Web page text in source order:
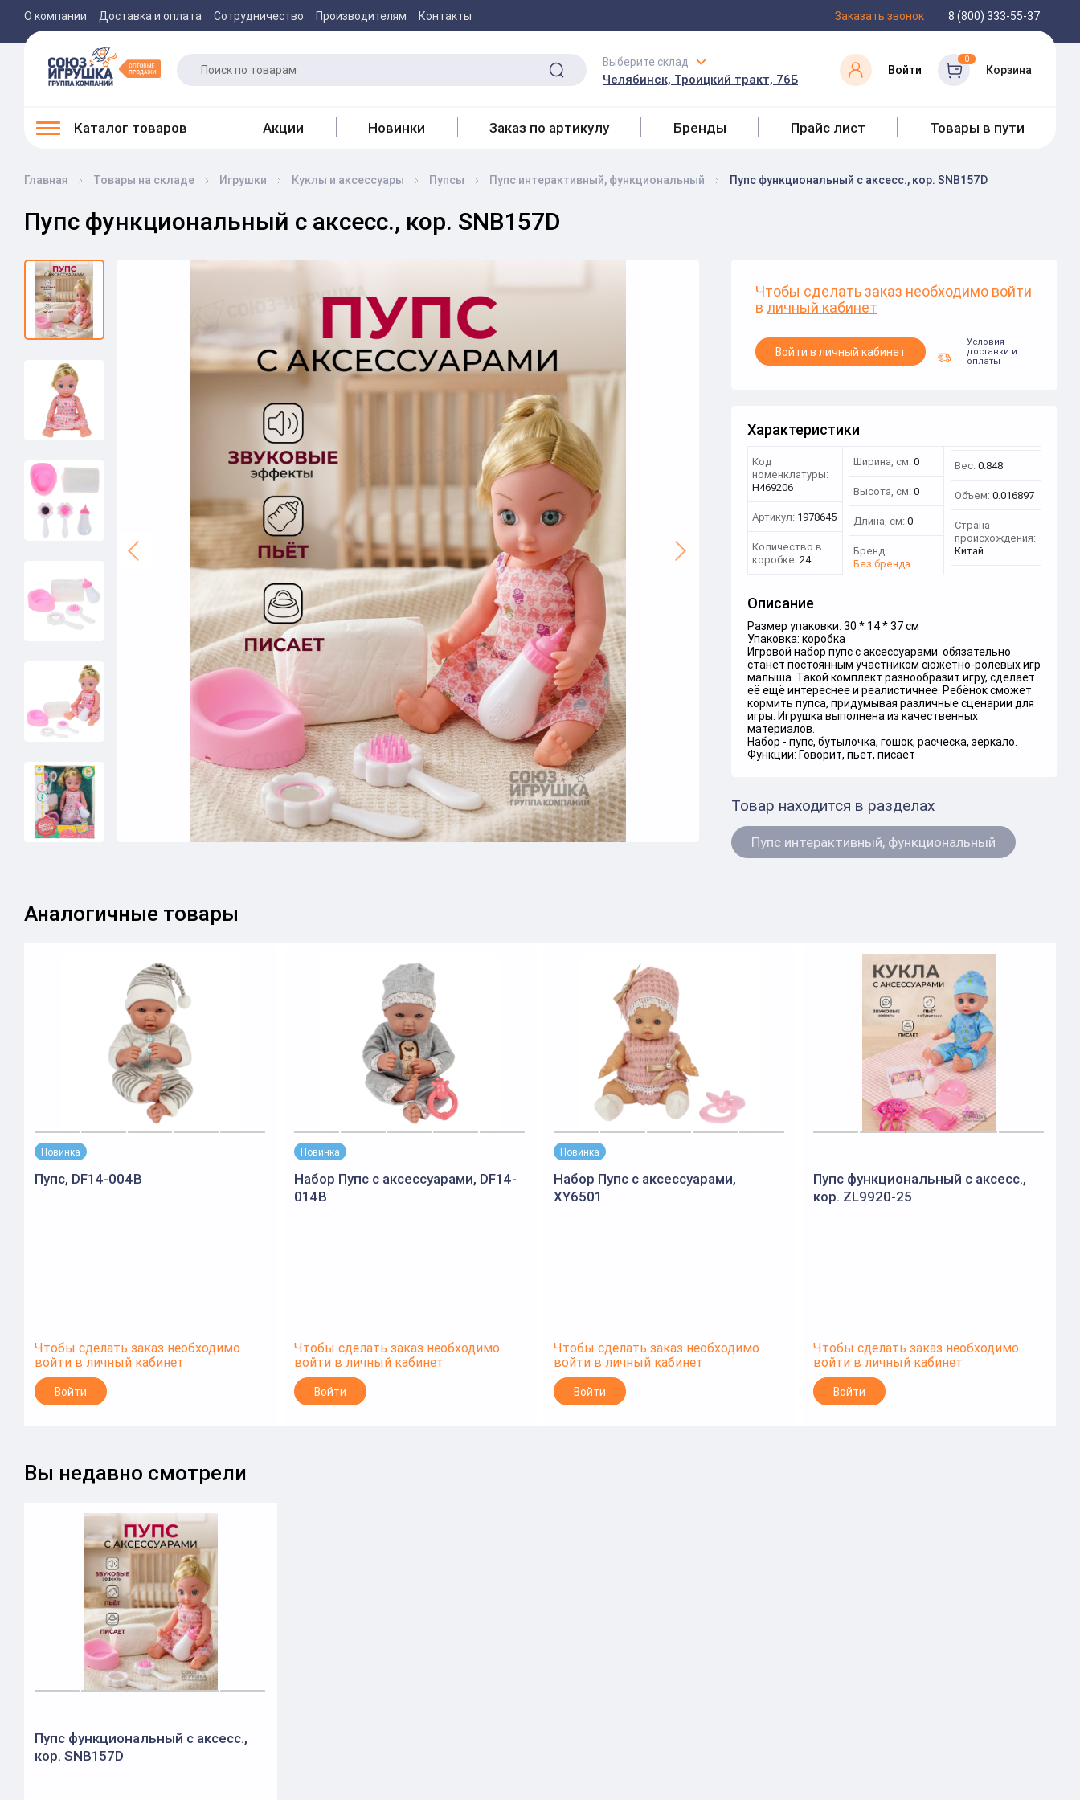
О компании Доставка и оплата Сотрудничество Производителям Контакты Заказать звонок 8 (800) 333-55-37
Выберите склад
Челябинск, Троицкий тракт, 76Б
Войти
0
Корзина
Каталог товаров Акции Новинки Заказ по артикулу Бренды Прайс лист Товары в пути
Главная Товары на складе Игрушки Куклы и аксессуары Пупсы Пупс интерактивный, функциональный Пупс функциональный с аксесс., кор. SNB157D
Пупс функциональный с аксесс., кор. SNB157D
Чтобы сделать заказ необходимо войти
в личный кабинет
Войти в личный кабинет
Условия
доставки и
оплаты
Характеристики
Код
номенклатуры:
Н469206
Артикул: 1978645
Количество в
коробке: 24
Ширина, см: 0
Высота, см: 0
Длина, см: 0
Бренд:
Без бренда
Вес: 0.848
Объем: 0.016897
Страна
происхождения:
Китай
Описание
Размер упаковки: 30 * 14 * 37 см
Упаковка: коробка
Игровой набор пупс с аксессуарами обязательно
станет постоянным участником сюжетно-ролевых игр
малыша. Такой комплект разнообразит игру, сделает
её ещё интереснее и реалистичнее. Ребёнок сможет
кормить пупса, придумывая различные сценарии для
игры. Игрушка выполнена из качественных
материалов.
Набор - пупс, бутылочка, гошок, расческа, зеркало.
Функции: Говорит, пьет, писает
Товар находится в разделах
Пупс интерактивный, функциональный
Аналогичные товары
Новинка
Пупс, DF14-004B
Чтобы сделать заказ необходимо
войти в личный кабинет
Войти
Новинка
Набор Пупс с аксессуарами, DF14-
014B
Чтобы сделать заказ необходимо
войти в личный кабинет
Войти
Новинка
Набор Пупс с аксессуарами,
XY6501
Чтобы сделать заказ необходимо
войти в личный кабинет
Войти
Пупс функциональный с аксесс.,
кор. ZL9920-25
Чтобы сделать заказ необходимо
войти в личный кабинет
Войти
Вы недавно смотрели
Пупс функциональный с аксесс.,
кор. SNB157D